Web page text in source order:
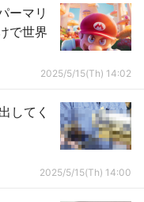
ーマリ
で世界
2025/5/15(Th) 14:02
してく
2025/5/15(Th) 14:00